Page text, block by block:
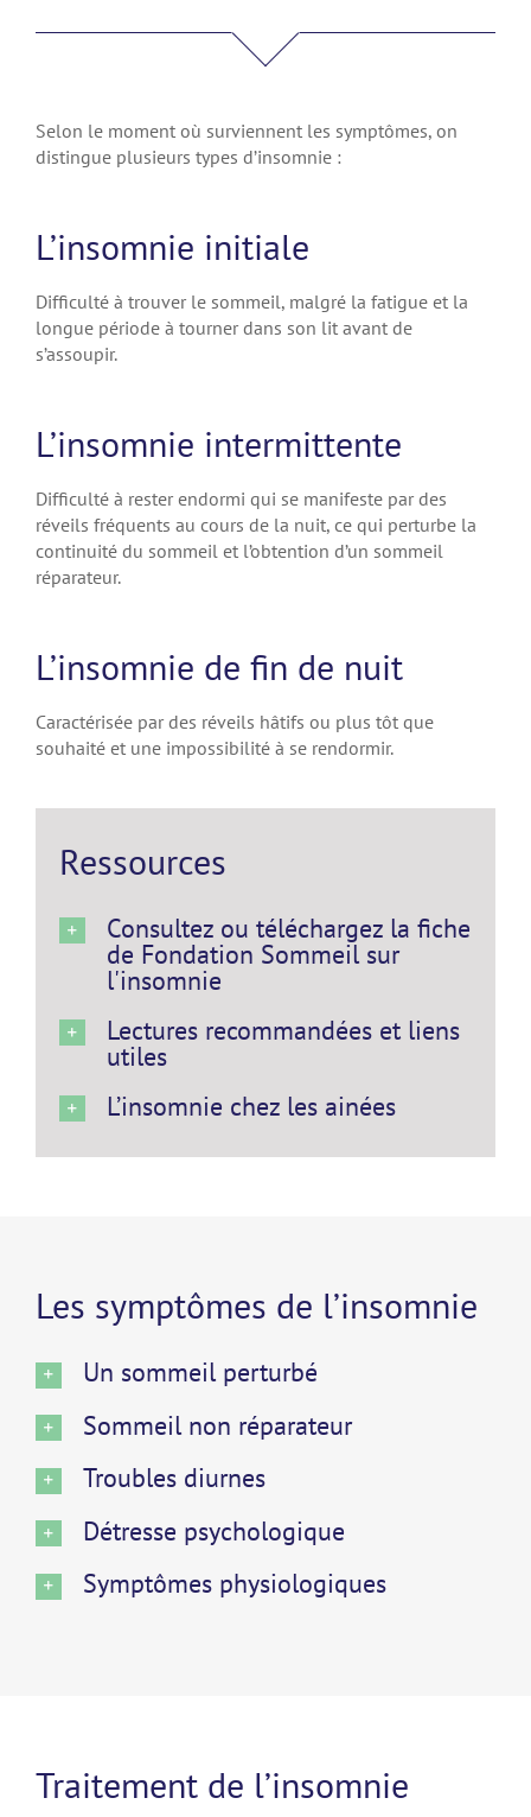
Selon le moment où surviennent les symptômes, on
distingue plusieurs types d’insomnie :
L’insomnie initiale
Difficulté à trouver le sommeil, malgré la fatigue et la
longue période à tourner dans son lit avant de
s’assoupir.
L’insomnie intermittente
Difficulté à rester endormi qui se manifeste par des
réveils fréquents au cours de la nuit, ce qui perturbe la
continuité du sommeil et l’obtention d’un sommeil
réparateur.
L’insomnie de fin de nuit
Caractérisée par des réveils hâtifs ou plus tôt que
souhaité et une impossibilité à se rendormir.
Ressources
Consultez ou téléchargez la fiche
de Fondation Sommeil sur
l'insomnie
Lectures recommandées et liens
utiles
L’insomnie chez les ainées
Les symptômes de l’insomnie
Un sommeil perturbé
Sommeil non réparateur
Troubles diurnes
Détresse psychologique
Symptômes physiologiques
Traitement de l’insomnie